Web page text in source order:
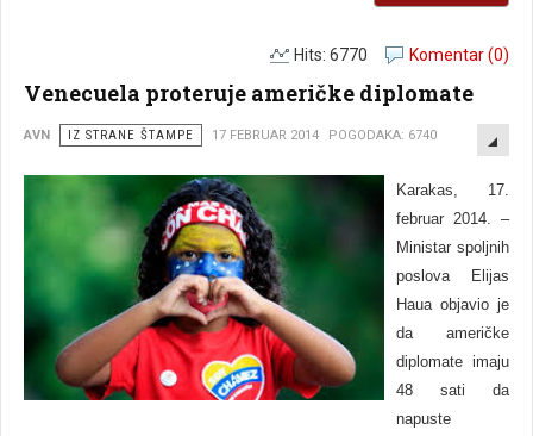
Komentar (0)
Hits: 6770
Venecuela proteruje američke diplomate
AVN IZ STRANE ŠTAMPE 17 FEBRUAR 2014 POGODAKA: 6740
Karakas, 17.
februar 2014. –
Ministar spoljnih
poslova Elijas
Haua objavio je
da američke
diplomate imaju
48 sati da
napuste